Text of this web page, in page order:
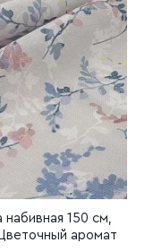
набивная 150 см,
аромат